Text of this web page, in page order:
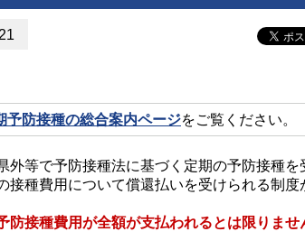
予防接種の総合案内ページをご覧ください。
等で予防接種法に基づく定期の予防接種を
種費用について償還払いを受けられる制度
防接種費用が全額が支払われるとは限りませ